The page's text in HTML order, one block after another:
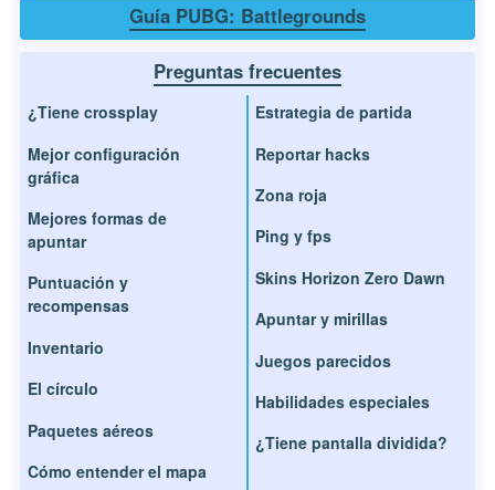
Guía PUBG: Battlegrounds
Preguntas frecuentes
¿Tiene crossplay
Mejor configuración
gráfica
Mejores formas de
apuntar
Puntuación y
recompensas
Inventario
El círculo
Paquetes aéreos
Cómo entender el mapa
Estrategia de partida
Reportar hacks
Zona roja
Ping y fps
Skins Horizon Zero Dawn
Apuntar y mirillas
Juegos parecidos
Habilidades especiales
¿Tiene pantalla dividida?